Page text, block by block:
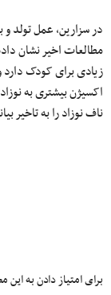
در سزارین، عمل تولد
مطالعات اخیر نشان
زیادی برای کودک
اکسیژن بیشتری به
ناف نوزاد را به تاخیر
برای امتیاز دادن به